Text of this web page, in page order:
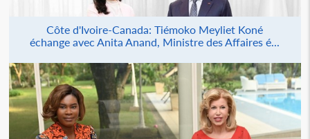
Côte d'Ivoire-Canada: Tiémoko Meyliet Koné
échange avec Anita Anand, Ministre des Affaires é...